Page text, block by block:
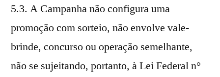
5.3. A Campanha não configura uma
promoção com sorteio, não envolve vale-
brinde, concurso ou operação semelhante,
não se sujeitando, portanto, à Lei Federal n°